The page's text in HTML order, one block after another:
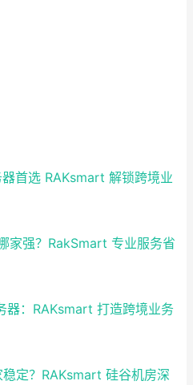
首选 RAKsmart 解锁跨境业
家强？RakSmart 专业服务省
器：RAKsmart 打造跨境业务
定？RAKsmart 硅谷机房深